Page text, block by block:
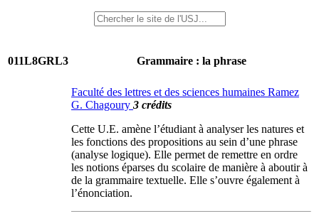
011L8GRL3 Grammaire : la phrase
Faculté des lettres et des sciences humaines Ramez
G. Chagoury 3 crédits
Cette U.E. amène l’étudiant à analyser les natures et
les fonctions des propositions au sein d’une phrase
(analyse logique). Elle permet de remettre en ordre
les notions éparses du scolaire de manière à aboutir à
de la grammaire textuelle. Elle s’ouvre également à
l’énonciation.